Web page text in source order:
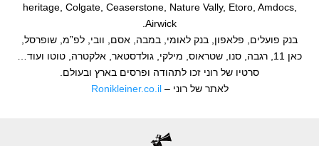
heritage, Colgate, Ceaserstone, Nature Vally, Etoro, Amdocs,
Airwick.
בנק פועלים, פלאפון, בנק לאומי, במבה, אסם, וובי, לפ”מ, שופרסל,
כאן 11, רגבה, סנו, שטראוס, מילקי, גולדסטאר, אלקטרה, טוטו ועוד…
סרטיו של רוני זכו לתהודה ופרסים בארץ ובעולם.
לאתר של רוני –Ronikleiner.co.il